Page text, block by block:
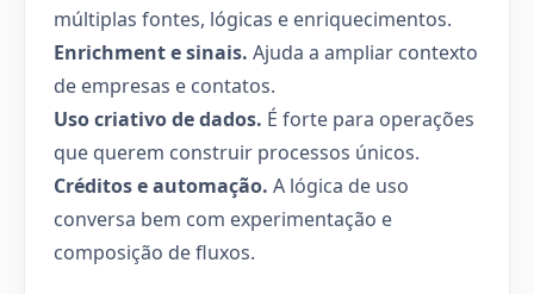
múltiplas fontes, lógicas e enriquecimentos.
Enrichment e sinais. Ajuda a ampliar contexto
de empresas e contatos.
Uso criativo de dados. É forte para operações
que querem construir processos únicos.
Créditos e automação. A lógica de uso
conversa bem com experimentação e
composição de fluxos.